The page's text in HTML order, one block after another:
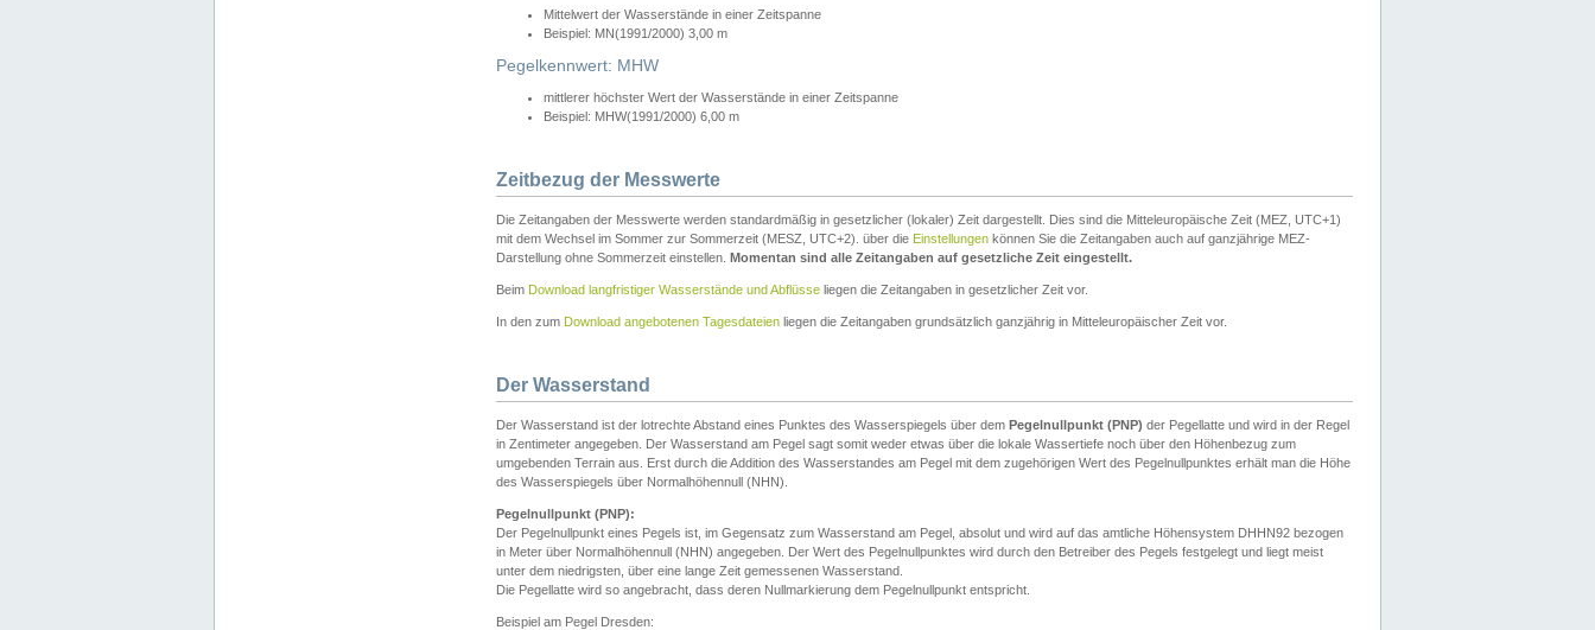
Mittelwert der Wasserstände in einer Zeitspanne
Beispiel: MN(1991/2000) 3,00 m
Pegelkennwert: MHW
mittlerer höchster Wert der Wasserstände in einer Zeitspanne
Beispiel: MHW(1991/2000) 6,00 m
Zeitbezug der Messwerte
Die Zeitangaben der Messwerte werden standardmäßig in gesetzlicher (lokaler) Zeit dargestellt. Dies sind die Mitteleuropäische Zeit (MEZ, UTC+1)
mit dem Wechsel im Sommer zur Sommerzeit (MESZ, UTC+2). über die Einstellungen können Sie die Zeitangaben auch auf ganzjährige MEZ-
Darstellung ohne Sommerzeit einstellen. Momentan sind alle Zeitangaben auf gesetzliche Zeit eingestellt.
Beim Download langfristiger Wasserstände und Abflüsse liegen die Zeitangaben in gesetzlicher Zeit vor.
In den zum Download angebotenen Tagesdateien liegen die Zeitangaben grundsätzlich ganzjährig in Mitteleuropäischer Zeit vor.
Der Wasserstand
Der Wasserstand ist der lotrechte Abstand eines Punktes des Wasserspiegels über dem Pegelnullpunkt (PNP) der Pegellatte und wird in der Regel
in Zentimeter angegeben. Der Wasserstand am Pegel sagt somit weder etwas über die lokale Wassertiefe noch über den Höhenbezug zum
umgebenden Terrain aus. Erst durch die Addition des Wasserstandes am Pegel mit dem zugehörigen Wert des Pegelnullpunktes erhält man die Höhe
des Wasserspiegels über Normalhöhennull (NHN).
Pegelnullpunkt (PNP):
Der Pegelnullpunkt eines Pegels ist, im Gegensatz zum Wasserstand am Pegel, absolut und wird auf das amtliche Höhensystem DHHN92 bezogen
in Meter über Normalhöhennull (NHN) angegeben. Der Wert des Pegelnullpunktes wird durch den Betreiber des Pegels festgelegt und liegt meist
unter dem niedrigsten, über eine lange Zeit gemessenen Wasserstand.
Die Pegellatte wird so angebracht, dass deren Nullmarkierung dem Pegelnullpunkt entspricht.
Beispiel am Pegel Dresden: